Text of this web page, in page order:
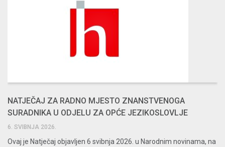
NATJEČAJ ZA RADNO MJESTO ZNANSTVENOGA
SURADNIKA U ODJELU ZA OPĆE JEZIKOSLOVLJE
6. SVIBNJA 2026.
Ovaj je Natječaj objavljen 6 svibnja 2026. u Narodnim novinama, na